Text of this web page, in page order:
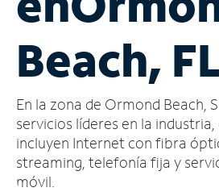
cuenta
Encuentra
tienda
Beach,
En la zona de Ormond Beach,
servicios líderes en la
incluyen Internet con fibra
streaming, telefonía fija y
móvil.